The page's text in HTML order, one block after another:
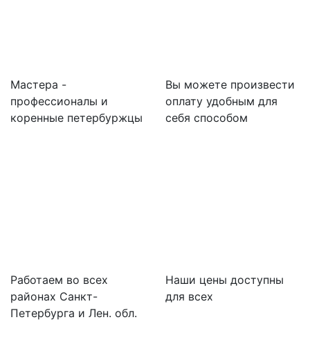
Мастера -
профессионалы и
коренные петербуржцы
Вы можете произвести
оплату удобным для
себя способом
Работаем во всех
районах Санкт-
Петербурга и Лен. обл.
Наши цены доступны
для всех